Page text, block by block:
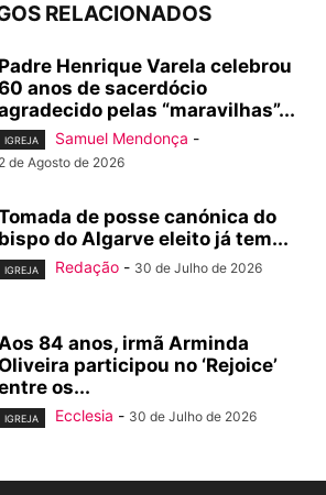
RELACIONADOS
Padre Henrique Varela celebrou
anos de sacerdócio
pelas “maravilhas”...
IGREJA Samuel Mendonça -
2 de Agosto de 2026
de posse canónica do
bispo do Algarve eleito já tem...
IGREJA Redação - 30 de Julho de 2026
84 anos, irmã Arminda
participou no ‘Rejoice’
os...
IGREJA Ecclesia - 30 de Julho de 2026